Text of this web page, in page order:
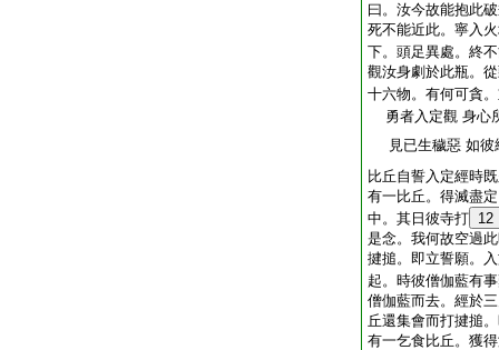
曰。汝今故能抱此
死不能近此。寧入
下。頭足異處。終
觀汝身劇於此瓶。
十六物。有何可貪
勇者入定觀 身心
見已生穢惡 如彼
比丘自誓入定經時
有一比丘。得滅盡
中。其日彼寺打 12
是念。我何故空過
揵搥。即立誓願。
起。時彼僧伽藍有
僧伽藍而去。經於
丘還集會而打揵搥
有一乞食比丘。獲